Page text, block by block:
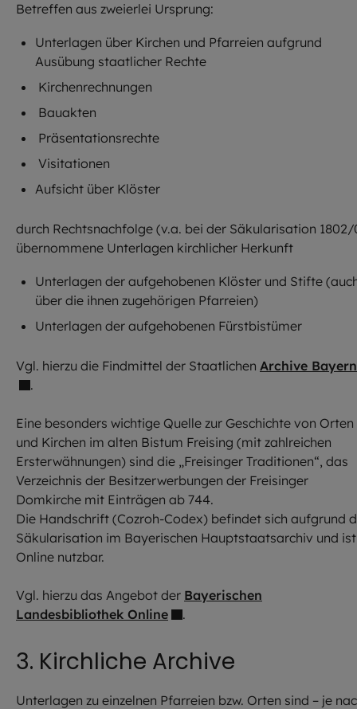
Betreffen aus zweierlei Ursprung:
Unterlagen über Kirchen und Pfarreien aufgrund
Ausübung staatlicher Rechte
Kirchenrechnungen
Bauakten
Präsentationsrechte
Visitationen
Aufsicht über Klöster
durch Rechtsnachfolge (v.a. bei der Säkularisation 1802/
übernommene Unterlagen kirchlicher Herkunft
Unterlagen der aufgehobenen Klöster und Stifte
über die ihnen zugehörigen Pfarreien)
Unterlagen der aufgehobenen Fürstbistümer
Vgl. hierzu die Findmittel der Staatlichen Archive
.
Eine besonders wichtige Quelle zur Geschichte von Orten
und Kirchen im alten Bistum Freising (mit zahlreichen
Ersterwähnungen) sind die „Freisinger Traditionen“, das
Verzeichnis der Besitzerwerbungen der Freisinger
Domkirche mit Einträgen ab 744.
Die Handschrift (Cozroh-Codex) befindet sich aufgrund
Säkularisation im Bayerischen Hauptstaatsarchiv und ist
Online nutzbar.
Vgl. hierzu das Angebot der Bayerischen
Landesbibliothek Online
.
3. Kirchliche Archive
Unterlagen zu einzelnen Pfarreien bzw. Orten sind – je